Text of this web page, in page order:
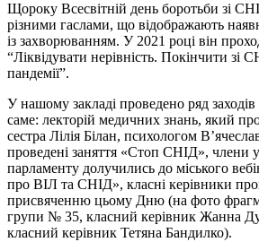
Щороку Всесвітній день боротьби зі
різними гаслами, що відображають
із захворюванням. У 2021 році він
“Ліквідувати нерівність. Покінчити
пандемії”.
У нашому закладі проведено ряд
саме: лекторій медичних знань, який
сестра Лілія Білан, психологом
проведені заняття «Стоп СНІД», члени
парламенту долучились до міського
про ВІЛ та СНІД», класні керівники
присвяченню цьому Дню (на фото
групи № 35, класний керівник Жанна
класний керівник Тетяна Бандилко).